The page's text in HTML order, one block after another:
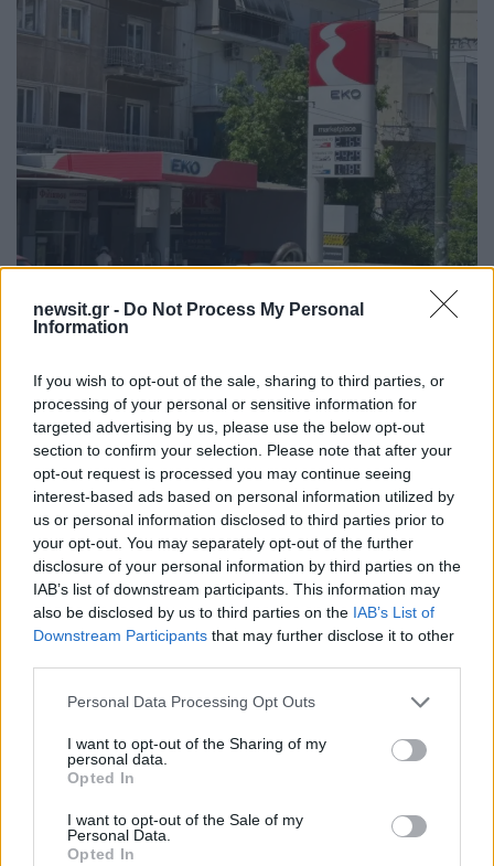
newsit.gr - Do Not Process My Personal
Information
If you wish to opt-out of the sale, sharing to third parties, or
processing of your personal or sensitive information for
targeted advertising by us, please use the below opt-out
section to confirm your selection. Please note that after your
opt-out request is processed you may continue seeing
interest-based ads based on personal information utilized by
us or personal information disclosed to third parties prior to
your opt-out. You may separately opt-out of the further
disclosure of your personal information by third parties on the
IAB’s list of downstream participants. This information may
also be disclosed by us to third parties on the IAB’s List of
Downstream Participants that may further disclose it to other
Please note that this website/app uses one or more Google
not limited to your visit or usage behaviour. You may click to
grant or deny consent to Google and its third-party tags to
use your data for below specified purposes in below Google
consent section.
Personal Data Processing Opt Outs
I want to opt-out of the Sharing of my
personal data.
Opted In
I want to opt-out of the Sale of my
Personal Data.
Opted In
Η ίδια ξεκαθαρίζει πως ακόμα και αν σταματούσε
επιστρέψουν άμεσα στα προηγούμενα επίπεδα.
Και ακόμα και σήμερα να σταμάταγε ο
πόλεμος, με τίποτα δεν πρόκειται να επανέλθει
η παλιά κατάσταση.Θα θέλουμε τουλάχιστον
τρεις μήνες», αναφέρει χαρακτηριστικά.
Την ίδια ώρα, σύμφωνα με την ίδια, η εικόνα στην
αγορά δείχνει ήδη σημάδια κόπωσης, καθώς οι
οδηγοί περιορίζουν πλέον τις περιττές
μετακινήσεις και προσπαθούν να συγκρατήσουν
τα έξοδά τους ενόψει καλοκαιριού.
«Ο κόσμος δεν κόβει τις απαραίτητες διαδρομές,
αλλά κόβει τα περιττά, τα μακρινά. Ήδη πολλοί
λένε ότι δεν θα φύγουν μακριά τα
Σαββατοκύριακα, προσπαθώντας να κάνουν